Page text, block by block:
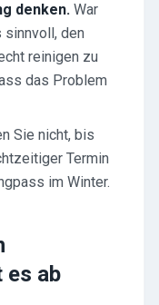
denken. War
sinnvoll, den
reinigen zu
das Problem
Sie nicht, bis
Termin
im Winter.
es ab